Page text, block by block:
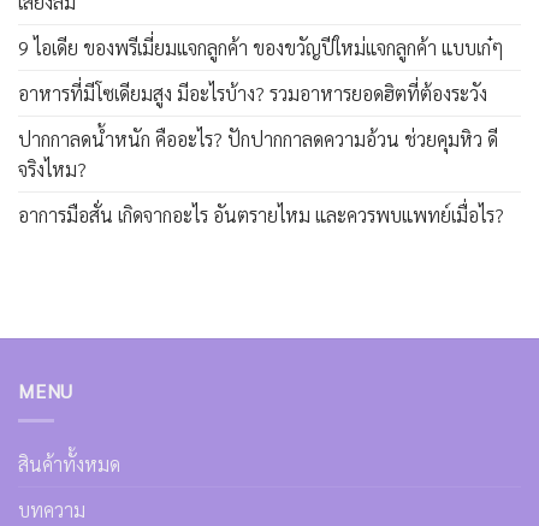
9 ไอเดีย ของพรีเมี่ยมแจกลูกค้า ของขวัญปีใหม่แจกลูกค้า แบบเก๋ๆ
อาหารที่มีโซเดียมสูง มีอะไรบ้าง? รวมอาหารยอดฮิตที่ต้องระวัง
ปากกาลดน้ำหนัก คืออะไร? ปักปากกาลดความอ้วน ช่วยคุมหิว ดี
จริงไหม?
อาการมือสั่น เกิดจากอะไร อันตรายไหม และควรพบแพทย์เมื่อไร?
MENU
สินค้าทั้งหมด
บทความ